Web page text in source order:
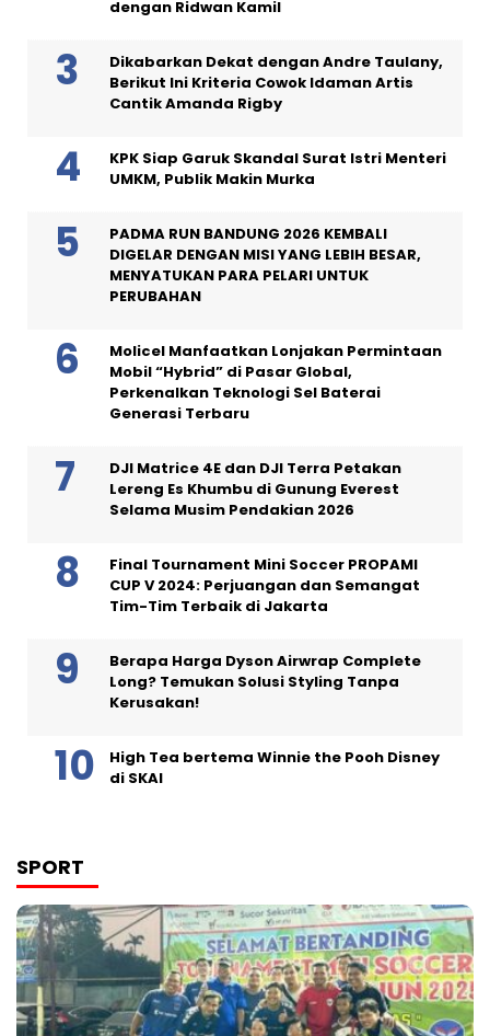
dengan Ridwan Kamil
Dikabarkan Dekat dengan Andre Taulany,
Berikut Ini Kriteria Cowok Idaman Artis
Cantik Amanda Rigby
KPK Siap Garuk Skandal Surat Istri Menteri
UMKM, Publik Makin Murka
PADMA RUN BANDUNG 2026 KEMBALI
DIGELAR DENGAN MISI YANG LEBIH BESAR,
MENYATUKAN PARA PELARI UNTUK
PERUBAHAN
Molicel Manfaatkan Lonjakan Permintaan
Mobil “Hybrid” di Pasar Global,
Perkenalkan Teknologi Sel Baterai
Generasi Terbaru
DJI Matrice 4E dan DJI Terra Petakan
Lereng Es Khumbu di Gunung Everest
Selama Musim Pendakian 2026
Final Tournament Mini Soccer PROPAMI
CUP V 2024: Perjuangan dan Semangat
Tim-Tim Terbaik di Jakarta
Berapa Harga Dyson Airwrap Complete
Long? Temukan Solusi Styling Tanpa
Kerusakan!
High Tea bertema Winnie the Pooh Disney
di SKAI
SPORT